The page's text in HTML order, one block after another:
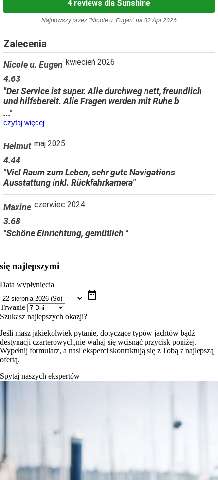
4 reviews dla Sunshine
Najnowszy przez "Nicole u. Eugen" na 02 Apr 2026
Zalecenia
Nicole u. Eugen kwiecień 2026
4.63
"Der Service ist super. Alle durchweg nett, freundlich
und hilfsbereit. Alle Fragen werden mit Ruhe b
..."
czytaj więcej
Helmut maj 2025
4.44
"Viel Raum zum Leben, sehr gute Navigations
Ausstattung inkl. Rückfahrkamera"
Maxine czerwiec 2024
3.68
"Schöne Einrichtung, gemütlich "
się najlepszymi
Data wypłynięcia
date_range
Trwanie
Szukasz najlepszych okazji?
Jeśli masz jakiekolwiek pytanie, dotyczące typów jachtów bądź
destynacji czarterowych,nie wahaj się wcisnąć przycisk poniżej.
Wypełnij formularz, a nasi eksperci skontaktują się z Tobą z najlepszą
ofertą.
Spytaj naszych ekspertów